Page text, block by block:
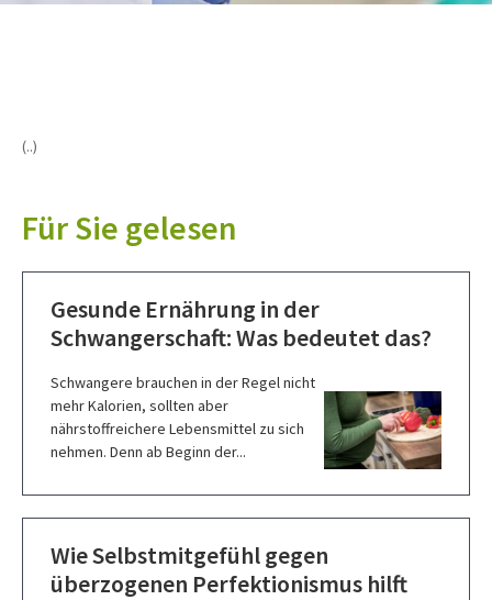
(..)
Für Sie gelesen
Gesunde Ernährung in der
Schwangerschaft: Was bedeutet das?
Schwangere brauchen in der Regel nicht
mehr Kalorien, sollten aber
nährstoffreichere Lebensmittel zu sich
nehmen. Denn ab Beginn der...
Wie Selbstmitgefühl gegen
überzogenen Perfektionismus hilft